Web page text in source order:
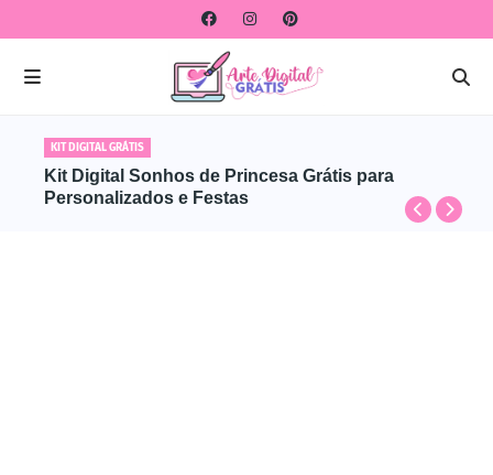
KIT DIGITAL GRÁTIS
Kit Digital Sonhos de Princesa Grátis para
Personalizados e Festas